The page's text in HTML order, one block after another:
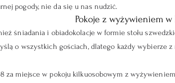
pogody, nie da się u nas nudzić.
Pokoje z wyżywieniem w
śniadania i obiadokolacje w formie stołu
o wszystkich gościach, dlatego każdy wybierze
za miejsce w pokoju kilkuosobowym z